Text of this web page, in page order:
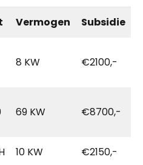
Vermogen Subsidie
8 KW €2100,-
69 KW €8700,-
10 KW €2150,-